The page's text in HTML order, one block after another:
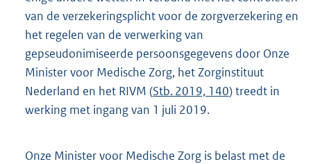
van de verzekeringsplicht voor de zorgverzekering en
het regelen van de verwerking van
gepseudonimiseerde persoonsgegevens door Onze
Minister voor Medische Zorg, het Zorginstituut
Nederland en het RIVM (Stb. 2019, 140) treedt in
werking met ingang van 1 juli 2019.
Onze Minister voor Medische Zorg is belast met de